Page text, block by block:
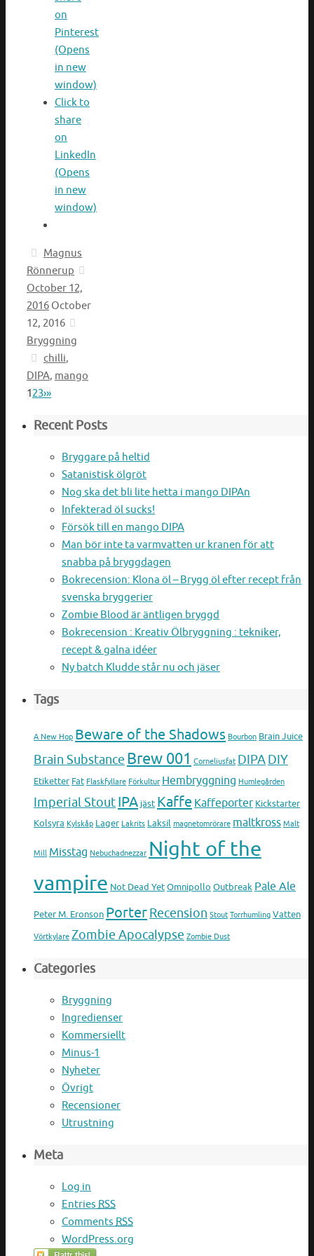
on
Pinterest
(Opens
in new
window)
Click to
share
on
LinkedIn
(Opens
in new
window)
Magnus
Rönnerup
October 12,
2016 October
12, 2016
Bryggning
chilli,
DIPA, mango
123›»
Recent Posts
Bryggare på heltid
Satanistisk ölgröt
Nog ska det bli lite hetta i mango DIPAn
Infekterad öl sucks!
Försök till en mango DIPA
Man bör inte ta varmvatten ur kranen för att
snabba på bryggdagen
Bokrecension: Klona öl – Brygg öl efter recept från
svenska bryggerier
Zombie Blood är äntligen bryggd
Bokrecension : Kreativ Ölbryggning : tekniker,
recept & galna idéer
Ny batch Kludde står nu och jäser
Tags
A New Hop Beware of the Shadows Bourbon Brain Juice
Brain Substance Brew 001 Corneliusfat DIPADIY
Etiketter Fat Flaskfyllare Förkultur Hembryggning Humlegården
Imperial StoutIPA jäst Kaffe Kaffeporter Kickstarter
Kolsyra Kylskåp Lager Lakrits Laksil magnetomrörare maltkross Malt
Mill Misstag Nebuchadnezzar Night of the
vampire Not Dead YetOmnipollo Outbreak Pale Ale
Peter M. Eronson PorterRecension Stout Torrhumling Vatten
Vörtkylare Zombie Apocalypse Zombie Dust
Categories
Bryggning
Ingredienser
Kommersiellt
Minus-1
Nyheter
Övrigt
Recensioner
Utrustning
Meta
Log in
Entries RSS
Comments RSS
WordPress.org